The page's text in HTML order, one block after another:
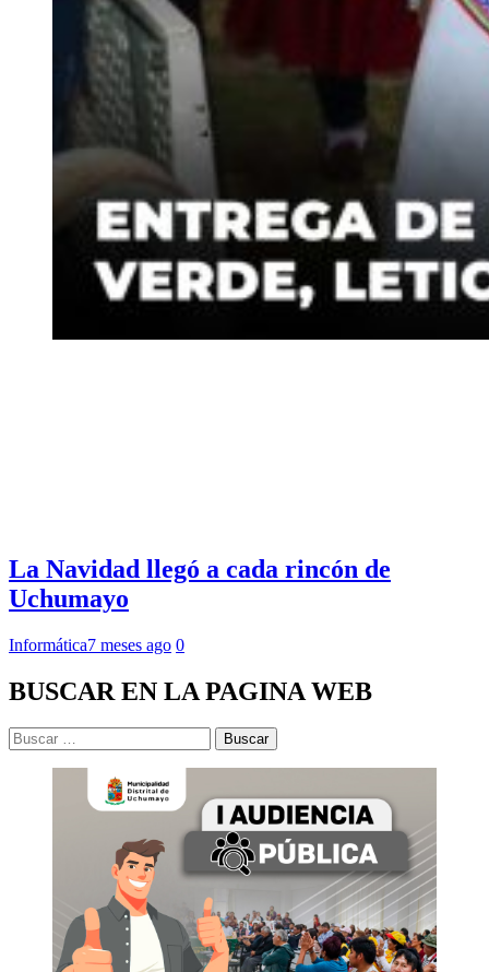
La Navidad llegó a cada rincón de
Uchumayo
Informática7 meses ago 0
BUSCAR EN LA PAGINA WEB
Buscar: